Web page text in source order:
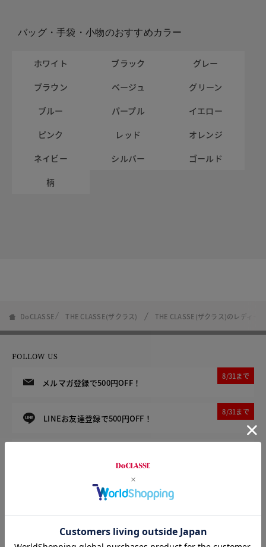
バッグ・手袋・小物のおすすめカラー
ホワイト ブラック
グレー
ブラウン
ベージュ
グリーン
ブルー
パープル
イエロー
ピンク
レッド
オレンジ
ネイビー
シルバー
ゴールド
柄
DoCLASSE THE CLASSE(ザクラス) THE CLASSE(ザクラス)のレディー
FOLLOW US
メルマガ登録で500円OFF！
8/31まで
LINEお友達登録で500円OFF！
8/31まで
カタログ無料プレゼント